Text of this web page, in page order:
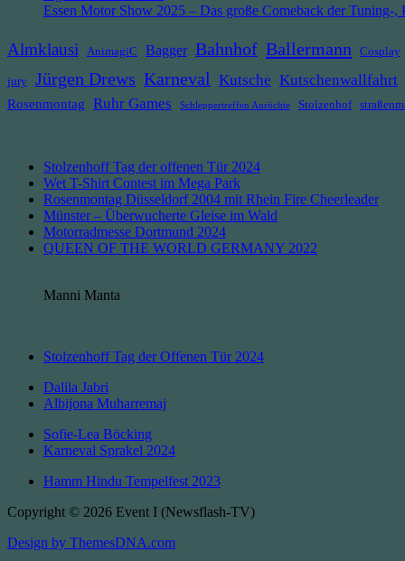
Essen Motor Show 2025 – Das große Comeback der Tuning-,
Almklausi AnimagiC Bagger Bahnhof Ballermann Cosplay
jury Jürgen Drews Karneval Kutsche Kutschenwallfahrt
Rosenmontag Ruhr Games Schleppertreffen Anröchte Stolzenhof
Stolzenhoff Tag der offenen Tür 2024
Wet T-Shirt Contest im Mega Park
Rosenmontag Düsseldorf 2004 mit Rhein Fire Cheerleader
Münster – Überwucherte Gleise im Wald
Motorradmesse Dortmund 2024
QUEEN OF THE WORLD GERMANY 2022
Manni Manta
Stolzenhoff Tag der Offenen Tür 2024
Dalila Jabri
Albijona Muharremaj
Sofie-Lea Böcking
Karneval Sprakel 2024
Hamm Hindu Tempelfest 2023
Copyright © 2026 Event I (Newsflash-TV)
Design by ThemesDNA.com